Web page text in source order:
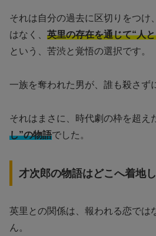
それは自分の過去に区切りをつけ
はなく、 英里の存在を通じて“人
という、苦渋と覚悟の選択です。
一族を奪われた男が、誰も殺さず
それはまさに、時代劇の枠を超え
し”の物語でした。
才次郎の物語はどこへ着地
英里との関係は、報われる恋では
ん。